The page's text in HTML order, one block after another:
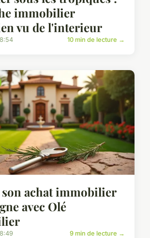
immobilier
vu de l'interieur
10 min de lecture →
son achat immobilier
avec Olé
9 min de lecture →